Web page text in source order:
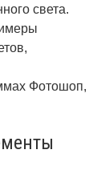
света.
Фотошоп,